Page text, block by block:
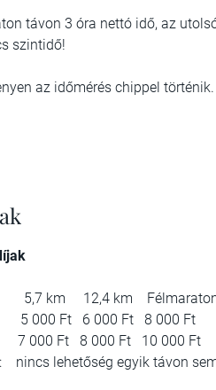
távon 3 óra nettó idő, az
szintidő!
az időmérés chippel
5,7 km 12,4 km
Ft 6 000 Ft 8 000 Ft
7 000 Ft 8 000 Ft 10 000
nincs lehetőség egyik távon